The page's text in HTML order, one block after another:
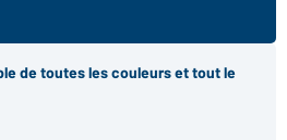
de toutes les couleurs et tout le